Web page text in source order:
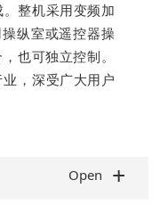
。整机采用变频加
操纵室或遥控器操
也可独立控制。
，深受广大用户
Open +